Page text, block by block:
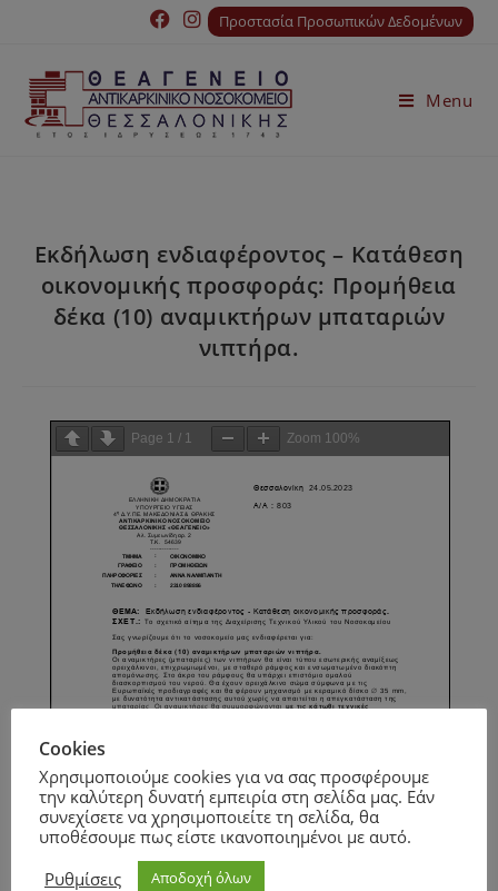
Προστασία Προσωπικών Δεδομένων
Menu
Εκδήλωση ενδιαφέροντος – Κατάθεση
οικονομικής προσφοράς: Προμήθεια
δέκα (10) αναμικτήρων μπαταριών
νιπτήρα.
Page 1 / 1 Zoom 100%
Cookies
Χρησιμοποιούμε cookies για να σας προσφέρουμε
την καλύτερη δυνατή εμπειρία στη σελίδα μας. Εάν
συνεχίσετε να χρησιμοποιείτε τη σελίδα, θα
υποθέσουμε πως είστε ικανοποιημένοι με αυτό.
Ρυθμίσεις
Αποδοχή όλων